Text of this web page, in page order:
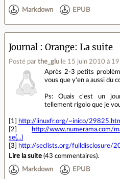
Markdown EPUB
Journal Orange: La suite
Posté par the_glu le 15 juin 2010 à
Après 2-3 petits
vous que y'en a aussi du
Ps: Ouais c'est un
tellement rigolo que je
[1]
http://linuxfr.org/~inico/
[2]
http://www.numerama.com/
se(...)
[3]
http://seclists.org/fulldisclosure/
Lire la suite (43 commentaires).
Markdown EPUB